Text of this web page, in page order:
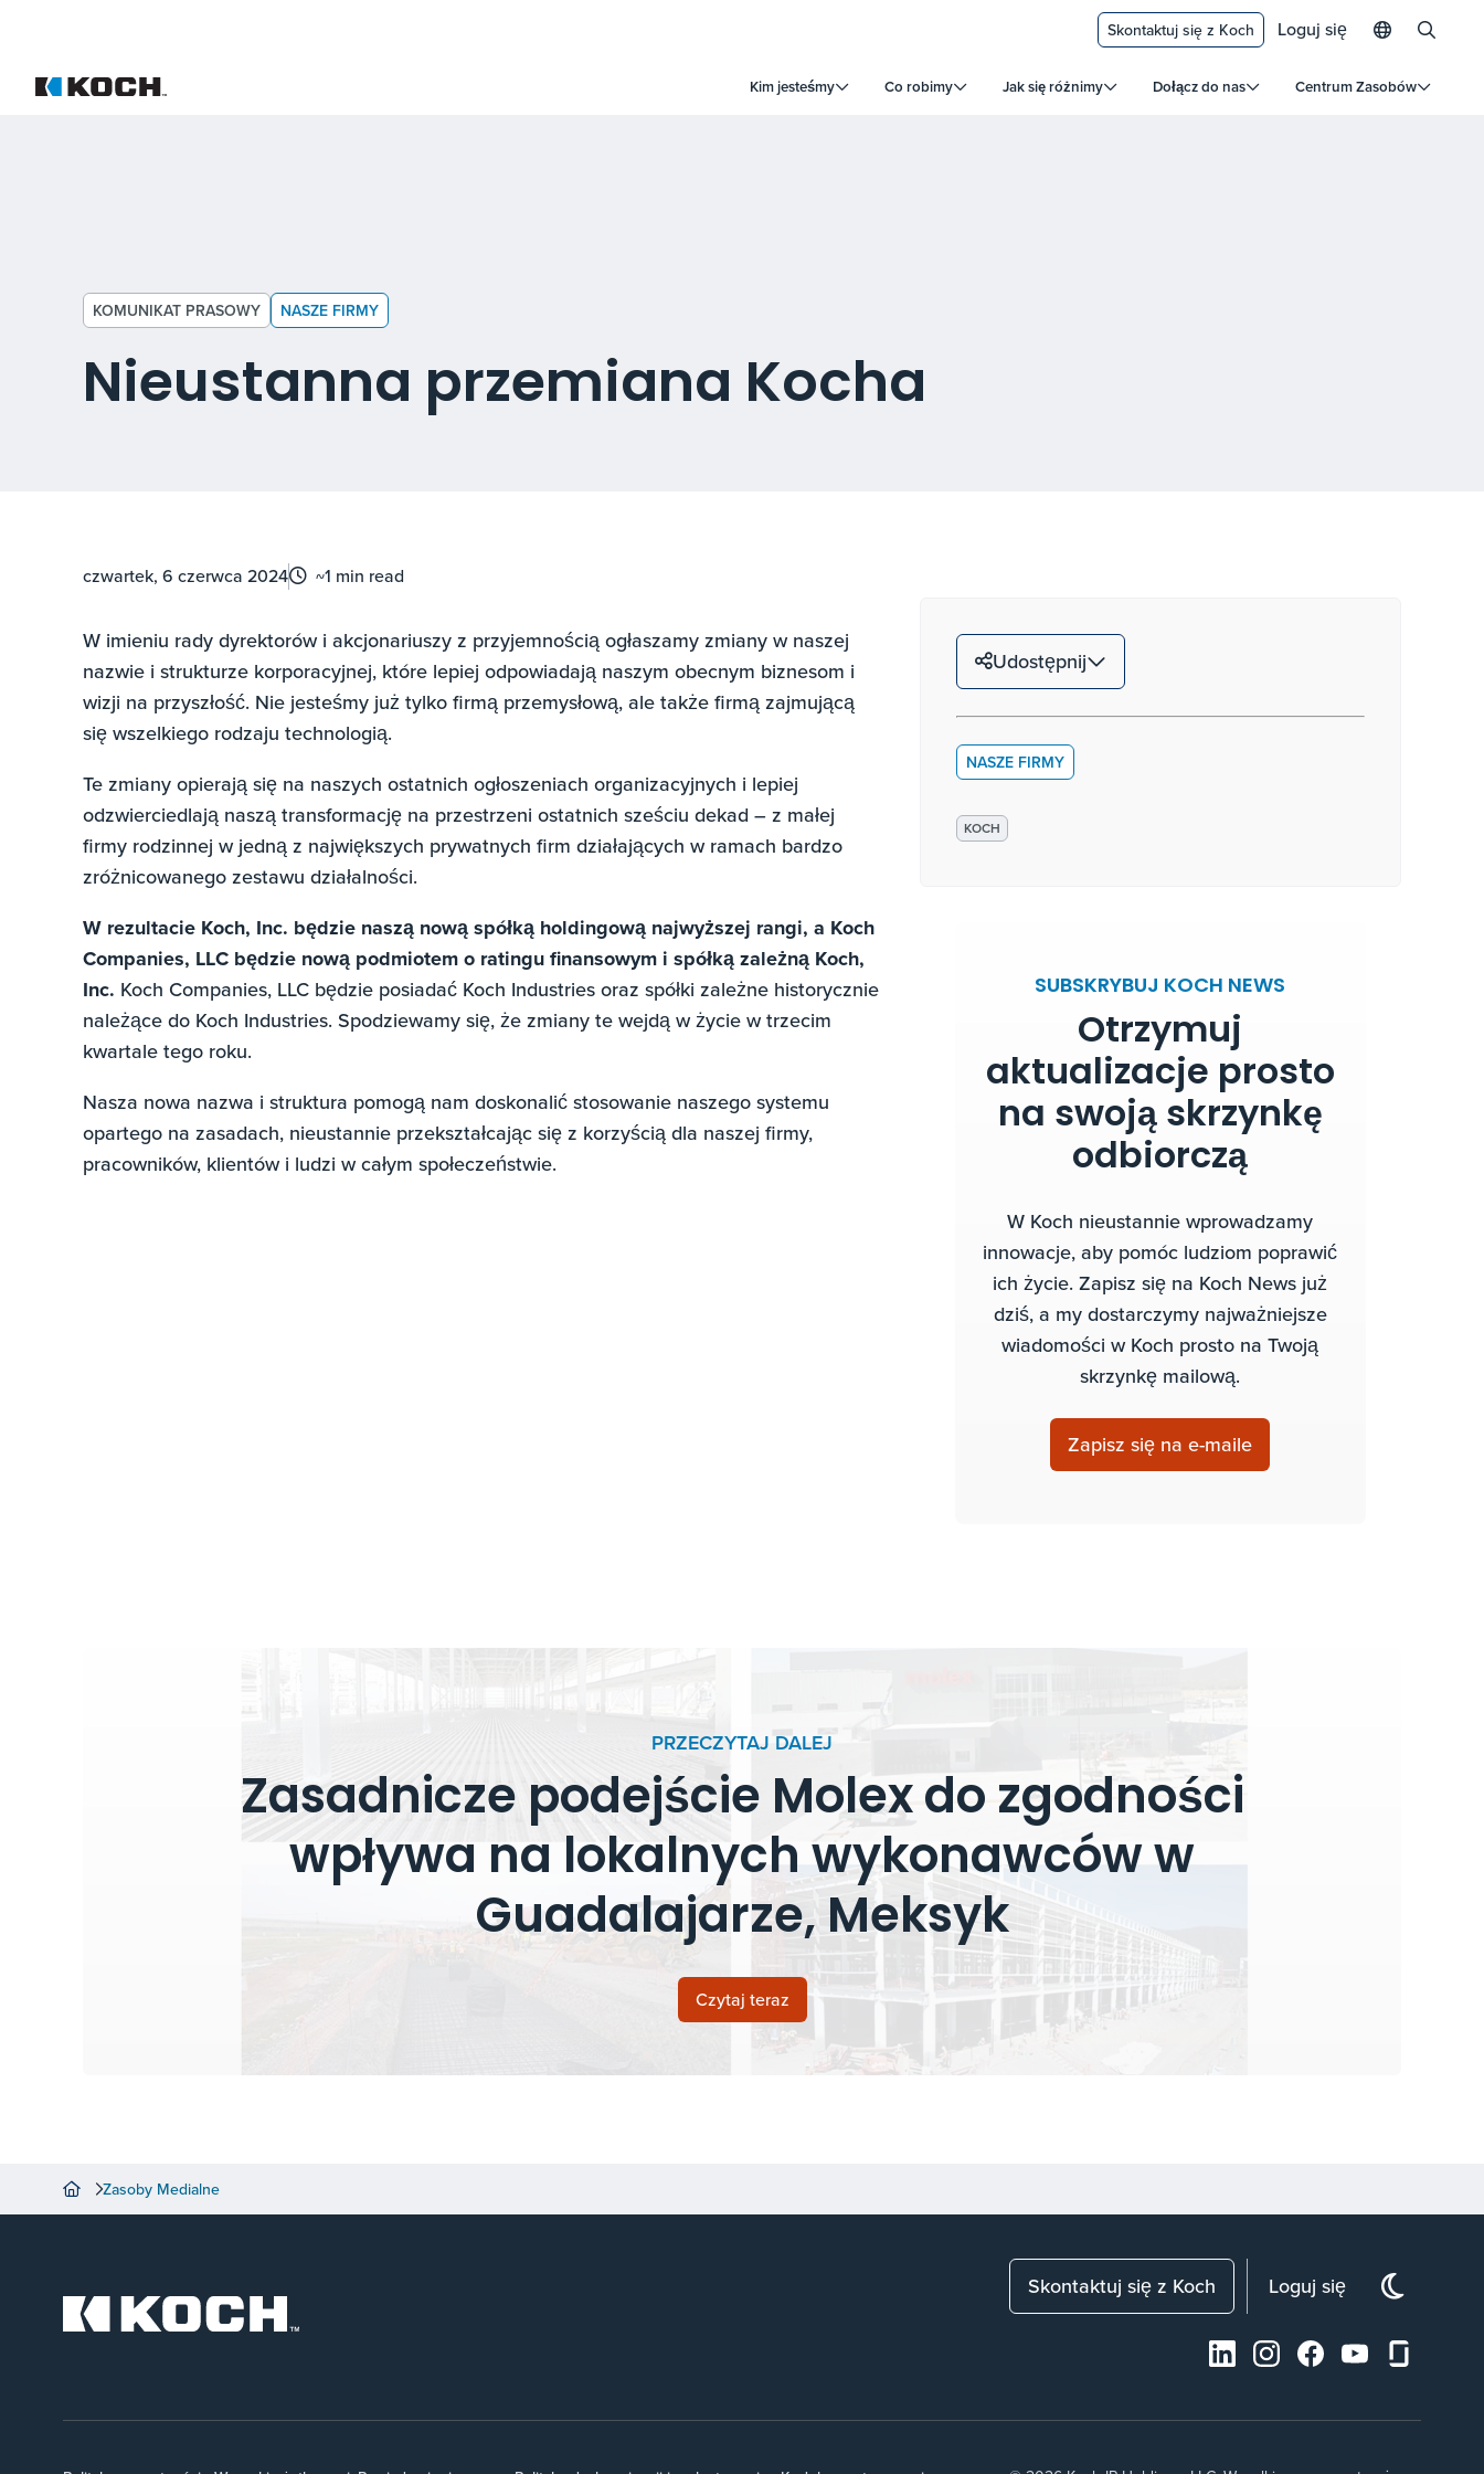
Kim jesteśmy Co robimy Jak się różnimy Dołącz do nas Centrum Zasobów
Skontaktuj się z Koch Loguj się
KOMUNIKAT PRASOWY NASZE FIRMY
Nieustanna przemiana Kocha
czwartek, 6 czerwca 2024 ~1 min read
W imieniu rady dyrektorów i akcjonariuszy z przyjemnością ogłaszamy zmiany w naszej
nazwie i strukturze korporacyjnej, które lepiej odpowiadają naszym obecnym biznesom i
wizji na przyszłość. Nie jesteśmy już tylko firmą przemysłową, ale także firmą zajmującą
się wszelkiego rodzaju technologią.
Te zmiany opierają się na naszych ostatnich ogłoszeniach organizacyjnych i lepiej
odzwierciedlają naszą transformację na przestrzeni ostatnich sześciu dekad – z małej
firmy rodzinnej w jedną z największych prywatnych firm działających w ramach bardzo
zróżnicowanego zestawu działalności.
W rezultacie Koch, Inc. będzie naszą nową spółką holdingową najwyższej rangi, a Koch
Companies, LLC będzie nową podmiotem o ratingu finansowym i spółką zależną Koch,
Inc. Koch Companies, LLC będzie posiadać Koch Industries oraz spółki zależne historycznie
należące do Koch Industries. Spodziewamy się, że zmiany te wejdą w życie w trzecim
kwartale tego roku.
Nasza nowa nazwa i struktura pomogą nam doskonalić stosowanie naszego systemu
opartego na zasadach, nieustannie przekształcając się z korzyścią dla naszej firmy,
pracowników, klientów i ludzi w całym społeczeństwie.
Udostępnij
NASZE FIRMY
KOCH
SUBSKRYBUJ KOCH NEWS
Otrzymuj
aktualizacje prosto
na swoją skrzynkę
odbiorczą
W Koch nieustannie wprowadzamy
innowacje, aby pomóc ludziom poprawić
ich życie. Zapisz się na Koch News już
dziś, a my dostarczymy najważniejsze
wiadomości w Koch prosto na Twoją
skrzynkę mailową.
Zapisz się na e-maile
PRZECZYTAJ DALEJ
Zasadnicze podejście Molex do zgodności
wpływa na lokalnych wykonawców w
Guadalajarze, Meksyk
Czytaj teraz
Zasoby Medialne
Skontaktuj się z Koch Loguj się